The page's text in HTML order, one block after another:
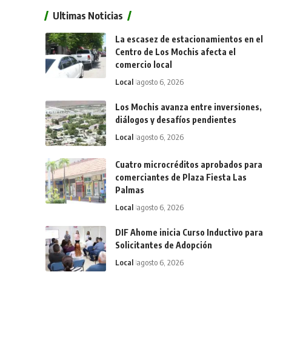
Ultimas Noticias
La escasez de estacionamientos en el
Centro de Los Mochis afecta el
comercio local
Local agosto 6, 2026
Los Mochis avanza entre inversiones,
diálogos y desafíos pendientes
Local agosto 6, 2026
Cuatro microcréditos aprobados para
comerciantes de Plaza Fiesta Las
Palmas
Local agosto 6, 2026
DIF Ahome inicia Curso Inductivo para
Solicitantes de Adopción
Local agosto 6, 2026